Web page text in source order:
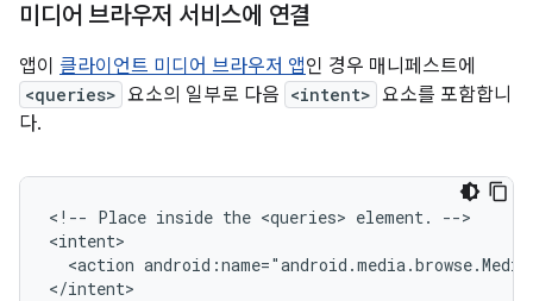
미디어 브라우저 서비스에 연결
앱이 클라이언트 미디어 브라우저 앱인 경우 매니페스트에
<queries> 요소의 일부로 다음 <intent> 요소를 포함합니
다.
<!-- Place inside the <queries> element.
-->
<action
</intent>